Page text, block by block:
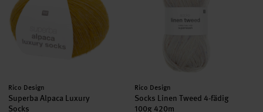
Hersteller:
Rico Design
Superba Alpaca Luxury
Socks
Hersteller:
Rico Design
Socks Linen Tweed 4-fädig
100g 420m